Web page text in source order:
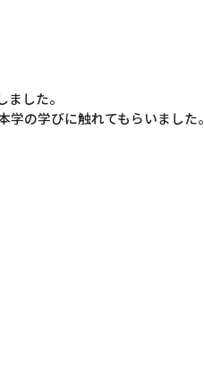
した。
の学びに触れてもらいました。